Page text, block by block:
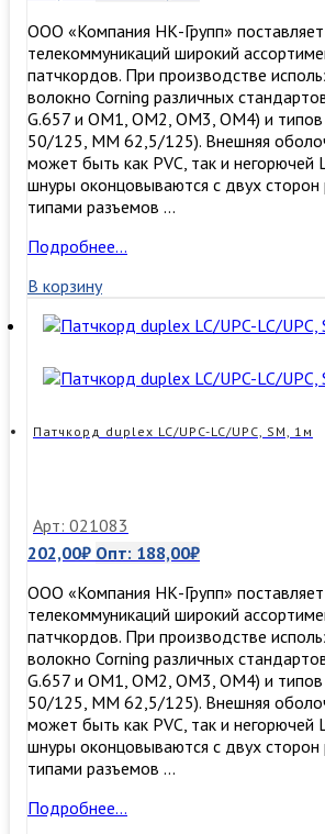
ООО «Компания НК-Групп»
телекоммуникаций широкий
патчкордов. При производстве
волокно Corning различных
G.657 и OM1, OM2, OM3, ОМ4) и
50/125, MM 62,5/125). Внешняя
может быть как PVC, так и негорючей
шнуры оконцовываются с двух сторон
типами разъемов …
Патчкорд
LC/UPC-
LC/UPC,
SM,
Подробнее…
В корзину
Патчкорд duplex LC/UPC-LC/UPC, SM, 1м
Арт: 021083
202,00₽ Опт: 188,00₽
ООО «Компания НК-Групп»
телекоммуникаций широкий
патчкордов. При производстве
волокно Corning различных
G.657 и OM1, OM2, OM3, ОМ4) и
50/125, MM 62,5/125). Внешняя
может быть как PVC, так и негорючей
шнуры оконцовываются с двух сторон
типами разъемов …
Патчкорд
Подробнее…